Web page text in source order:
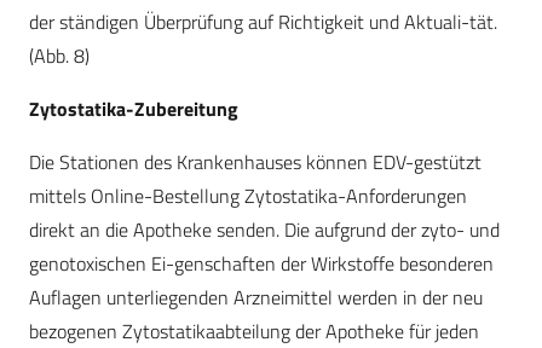
der ständigen Überprüfung auf Richtigkeit und Aktuali-tät.
(Abb. 8)
Zytostatika-Zubereitung
Die Stationen des Krankenhauses können EDV-gestützt
mittels Online-Bestellung Zytostatika-Anforderungen
direkt an die Apotheke senden. Die aufgrund der zyto- und
genotoxischen Ei-genschaften der Wirkstoffe besonderen
Auflagen unterliegenden Arzneimittel werden in der neu
bezogenen Zytostatikaabteilung der Apotheke für jeden